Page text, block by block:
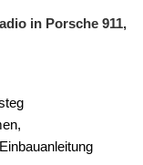
in Porsche 911,